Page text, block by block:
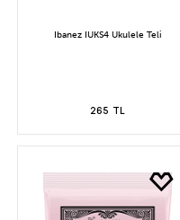
Ibanez IUKS4 Ukulele Teli
265 TL